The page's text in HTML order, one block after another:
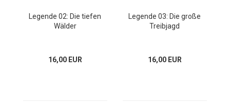
Legende 02: Die tiefen
Wälder
16,00 EUR
Legende 03: Die große
Treibjagd
16,00 EUR